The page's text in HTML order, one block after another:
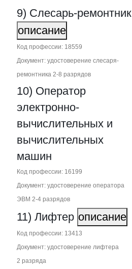
9) Слесарь-ремонтник
описание
Код профессии: 18559
Документ: удостоверение слесаря-
ремонтника 2‑8 разрядов
10) Оператор
электронно-
вычислительных и
вычислительных
машин
Код профессии: 16199
Документ: удостоверение оператора
ЭВМ 2‑4 разрядов
11) Лифтер описание
Код профессии: 13413
Документ: удостоверение лифтера
2 разряда